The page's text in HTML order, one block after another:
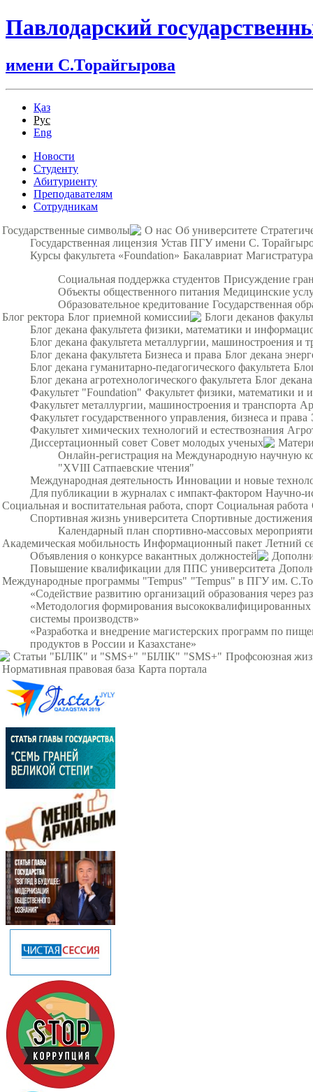
Павлодарский
имени С.Торайгырова
Қаз
Рус
Eng
Новости
Студенту
Абитуриенту
Преподавателям
Сотрудникам
Государственные символы
О нас Об университете
Государственная лицензия Устав ПГУ имени С.
Курсы факультета «Foundation» Бакалавриат Магистратура
Социальная поддержка студентов Присуждение
Объекты общественного питания Медицинские
Образовательное кредитование Государственная
Блог ректора Блог приемной комиссии
Блоги деканов
Блог декана факультета физики, математики и
Блог декана факультета металлургии, машиностроения и
Блог декана факультета Бизнеса и права Блог декана
Блог декана гуманитарно-педагогического факультета
Блог декана агротехнологического факультета Блог
Факультет "Foundation" Факультет физики, математики и
Факультет металлургии, машиностроения и транспорта
Факультет государственного управления, бизнеса и права
Факультет химических технологий и естествознания
Диссертационный совет Совет молодых ученых
Онлайн-регистрация на Международную научную
"XVIII Сатпаевские чтения"
Международная деятельность Инновации и новые
Для публикации в журналах с импакт-фактором Научно-
Социальная и воспитательная работа, спорт Социальная работа
Спортивная жизнь университета Спортивные достижения
Календарный план спортивно-массовых
Академическая мобильность Информационный пакет Летний
Объявления о конкурсе вакантных должностей
Повышение квалификации для ППС университета
Международные программы "Tempus" "Tempus" в ПГУ им.
«Содействие развитию организаций образования через
«Методология формирования
системы производств»
«Разработка и внедрение магистерских программ по
продуктов в России и Казахстане»
Статьи "БІЛІК" и "SMS+" "БІЛІК" "SMS+" Профсоюзная
Нормативная правовая база Карта портала